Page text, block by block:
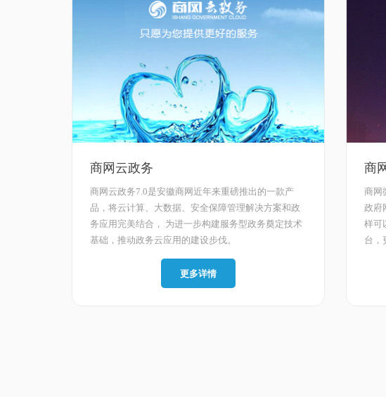
商网云政务
商网云政务7.0是安徽商网近年来重磅推出的一款产
品，将云计算、大数据、安全保障管理解决方案和政
务应用完美结合， 为进一步构建服务型政务奠定技术
基础，推动政务云应用的建设步伐。
更多详情
商
商网
政府
样可
台，